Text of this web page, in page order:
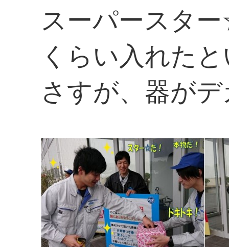
スーパースタ
くらい入れた
さすが、器が